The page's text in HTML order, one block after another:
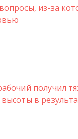
из-за
получил
высоты в